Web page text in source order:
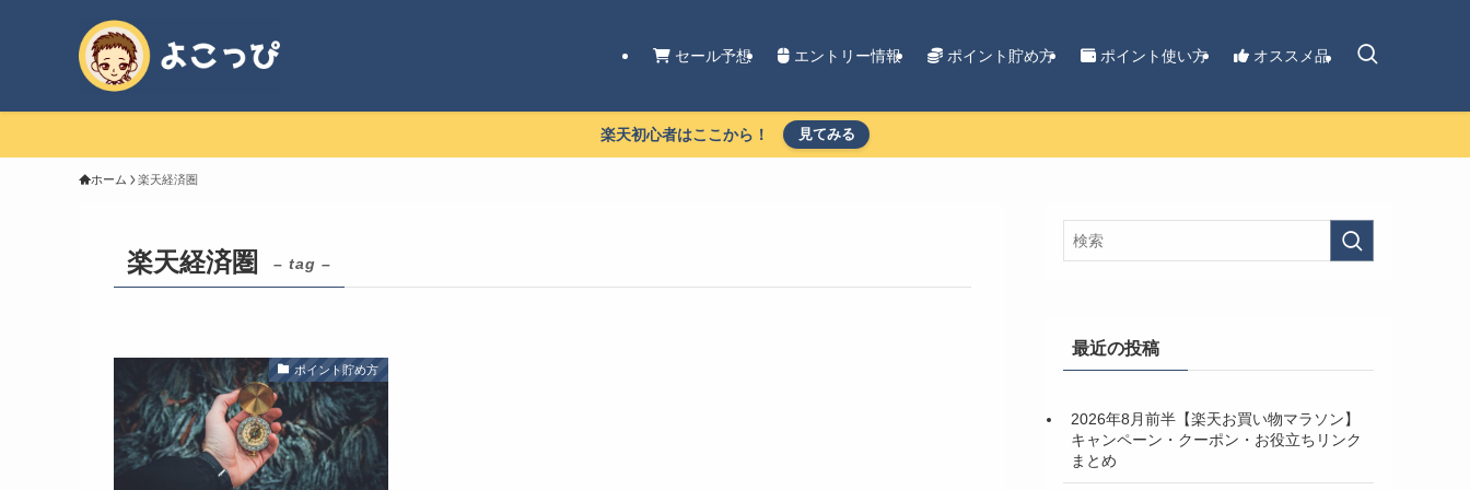
セール予想 エントリー情報 ポイント貯め方 ポイント使い方 オススメ品
楽天初心者はここから！ 見てみる
ホーム 楽天経済圏
楽天経済圏 – tag –
ポイント貯め方
最近の投稿
2026年8月前半【楽天お買い物マラソン】
キャンペーン・クーポン・お役立ちリンク
まとめ